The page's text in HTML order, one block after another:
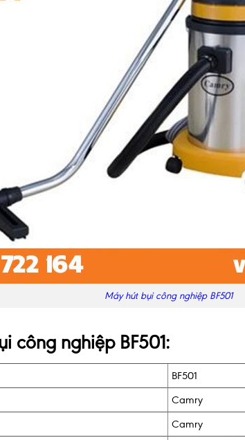
Máy hút bụi công nghiệp BF501
công nghiệp BF501:
BF501
Camry
Camry